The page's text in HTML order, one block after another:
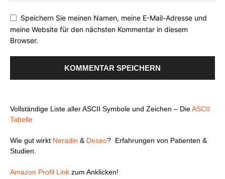
Speichern Sie meinen Namen, meine E-Mail-Adresse und
meine Website für den nächsten Kommentar in diesem
Browser.
Vollständige Liste aller ASCII Symbole und Zeichen – DieASCII
Tabelle
Wie gut wirkt Neradin & Deseo? Erfahrungen von Patienten &
Studien.
Amazon Profil Link zum Anklicken!